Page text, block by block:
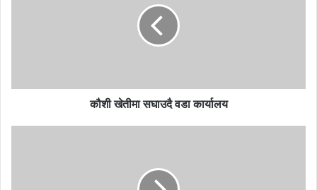
कौशी खेतीमा सघाउदै वडा कार्यालय